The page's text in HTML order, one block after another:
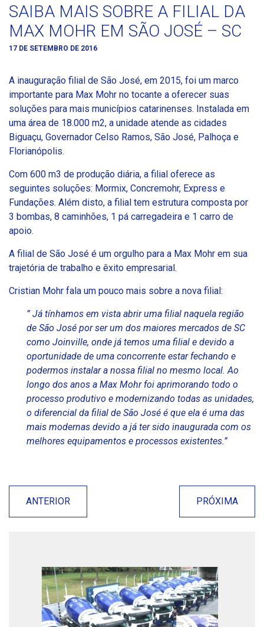
SAIBA MAIS SOBRE A FILIAL DA
MAX MOHR EM SÃO JOSÉ – SC
17 DE SETEMBRO DE 2016
A inauguração filial de São José, em 2015, foi um marco
importante para Max Mohr no tocante a oferecer suas
soluções para mais municípios catarinenses. Instalada em
uma área de 18.000 m2, a unidade atende as cidades
Biguaçu, Governador Celso Ramos, São José, Palhoça e
Florianópolis.
Com 600 m3 de produção diária, a filial oferece as
seguintes soluções: Mormix, Concremohr, Express e
Fundações. Além disto, a filial tem estrutura composta por
3 bombas, 8 caminhões, 1 pá carregadeira e 1 carro de
apoio.
A filial de São José é um orgulho para a Max Mohr em sua
trajetória de trabalho e êxito empresarial.
Cristian Mohr fala um pouco mais sobre a nova filial:
” Já tínhamos em vista abrir uma filial naquela região
de São José por ser um dos maiores mercados de SC
como Joinville, onde já temos uma filial e devido a
oportunidade de uma concorrente estar fechando e
podermos instalar a nossa filial no mesmo local. Ao
longo dos anos a Max Mohr foi aprimorando todo o
processo produtivo e modernizando todas as unidades,
o diferencial da filial de São José é que ela é uma das
mais modernas devido a já ter sido inaugurada com os
melhores equipamentos e processos existentes.”
ANTERIOR PRÓXIMA